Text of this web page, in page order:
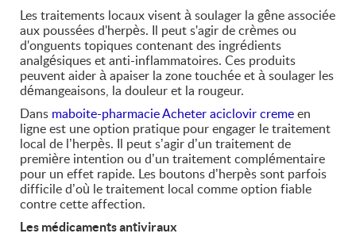
Les traitements locaux visent à soulager la gêne associée
aux poussées d'herpès. Il peut s'agir de crèmes ou
d'onguents topiques contenant des ingrédients
analgésiques et anti-inflammatoires. Ces produits
peuvent aider à apaiser la zone touchée et à soulager les
démangeaisons, la douleur et la rougeur.
Dans maboite-pharmacieAcheter aciclovir creme en
ligne est une option pratique pour engager le traitement
local de l’herpès. Il peut s’agir d’un traitement de
première intention ou d’un traitement complémentaire
pour un effet rapide. Les boutons d’herpès sont parfois
difficile d’où le traitement local comme option fiable
contre cette affection.
Les médicaments antiviraux